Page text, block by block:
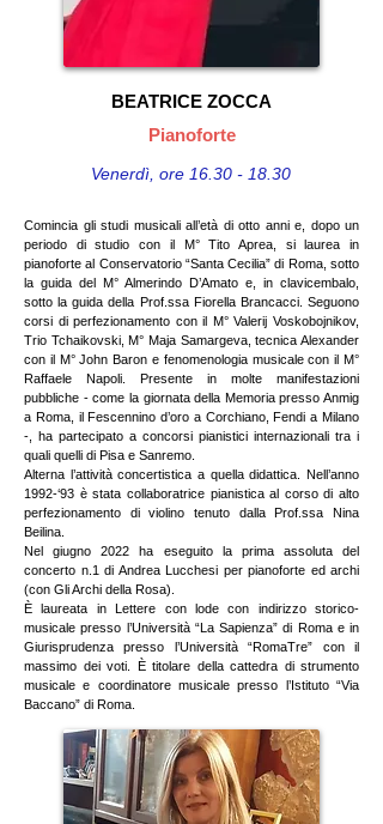
BEATRICE ZOCCA
Pianoforte
Venerdì ​, ore 16.30 - 18.30
Comincia gli studi musicali all’età di otto anni e, dopo un
periodo di studio con il M° Tito Aprea, si laurea in
pianoforte al Conservatorio “Santa Cecilia” di Roma, sotto
la guida del M° Almerindo D’Amato e, in clavicembalo,
sotto la guida della Prof.ssa Fiorella Brancacci. Seguono
corsi di perfezionamento con il M° Valerij Voskobojnikov,
Trio Tchaikovski, M° Maja Samargeva, tecnica Alexander
con il M° John Baron e fenomenologia musicale con il M°
Raffaele Napoli. Presente in molte manifestazioni
pubbliche - come la giornata della Memoria presso Anmig
a Roma, il Fescennino d’oro a Corchiano, Fendi a Milano
-, ha partecipato a concorsi pianistici internazionali tra i
quali quelli di Pisa e Sanremo.
Alterna l’attività concertistica a quella didattica. Nell’anno
1992-‘93 è stata collaboratrice pianistica al corso di alto
perfezionamento di violino tenuto dalla Prof.ssa Nina
Beilina.
Nel giugno 2022 ha eseguito la prima assoluta del
concerto n.1 di Andrea Lucchesi per pianoforte ed archi
(con Gli Archi della Rosa).
È laureata in Lettere con lode con indirizzo storico-
musicale presso l’Università “La Sapienza” di Roma e in
Giurisprudenza presso l’Università “RomaTre” con il
massimo dei voti. È titolare della cattedra di strumento
musicale e coordinatore musicale presso l’Istituto “Via
Baccano” di Roma.